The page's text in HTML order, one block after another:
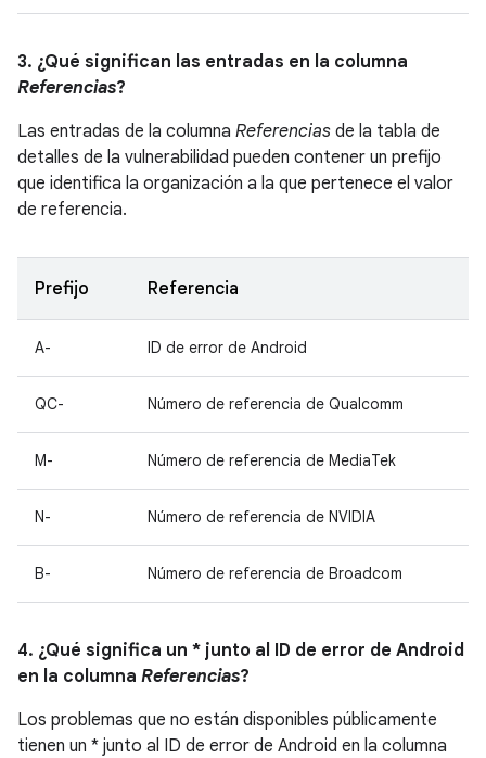
3. ¿Qué significan las entradas en la columna
Referencias?
Las entradas de la columna Referencias de la tabla de
detalles de la vulnerabilidad pueden contener un prefijo
que identifica la organización a la que pertenece el valor
de referencia.
Prefijo Referencia
A- ID de error de Android
QC- Número de referencia de Qualcomm
M- Número de referencia de MediaTek
N- Número de referencia de NVIDIA
B- Número de referencia de Broadcom
4. ¿Qué significa un * junto al ID de error de Android
en la columna Referencias?
Los problemas que no están disponibles públicamente
tienen un * junto al ID de error de Android en la columna